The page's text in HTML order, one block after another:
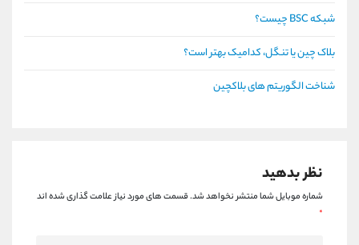
شبکه BSC چیست؟
بلاک چین یا تنگل، کدامیک بهتر است؟
شناخت الگوریتم های بلاکچین
نظر بدهید
شماره موبایل شما منتشر نخواهد شد.قسمت های مورد نیاز علامت گذاری شده اند
*